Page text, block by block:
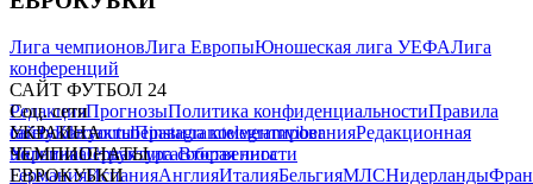
Лига чемпионовЛига ЕвропыЮношеская лига УЕФАЛига
конференций
САЙТ ФУТБОЛ 24
РедакцияПрогнозыПолитика конфиденциальностиПравила
сайтуКонтактыПравила комментированияРедакционная
политикаСтруктура собственности
Соц. сети
facebookxyoutubeinstagramtelegramviber
УКРАИНА
УкраинаПервая лигаВторая лига
ЧЕМПИОНАТЫ
ГерманияИспанияАнглияИталияБельгияМЛСНидерланды
ЕВРОКУБКИ